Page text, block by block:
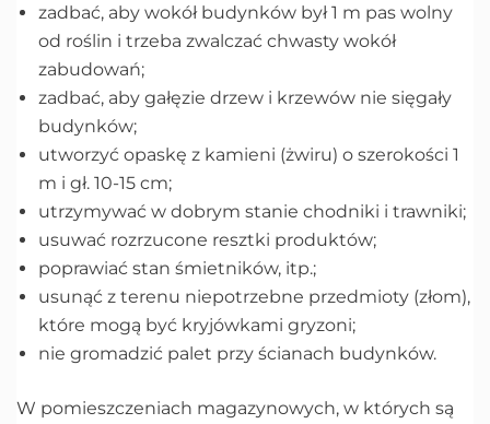
zadbać, aby wokół budynków był 1 m pas wolny
od roślin i trzeba zwalczać chwasty wokół
zabudowań;
zadbać, aby gałęzie drzew i krzewów nie sięgały
budynków;
utworzyć opaskę z kamieni (żwiru) o szerokości 1
m i gł. 10-15 cm;
utrzymywać w dobrym stanie chodniki i trawniki;
usuwać rozrzucone resztki produktów;
poprawiać stan śmietników, itp.;
usunąć z terenu niepotrzebne przedmioty (złom),
które mogą być kryjówkami gryzoni;
nie gromadzić palet przy ścianach budynków.
W pomieszczeniach magazynowych, w których są